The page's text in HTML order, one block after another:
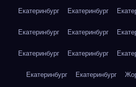
Екатеринбург Екатеринбург
Екатеринбург Екатеринбург
Екатеринбург Екатеринбург
Екатеринбург Екатеринбург